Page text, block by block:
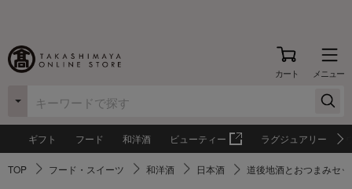
カート メニュー
ギフト フード 和洋酒 ビューティー ラグジュアリー
TOP フード・スイーツ 和洋酒 日本酒 道後地酒とおつまみセ